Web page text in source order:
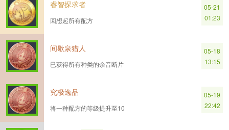
睿智探求者
回想起所有配方
05-21
01:23
间歇泉猎人
已获得所有种类的余音断片
05-18
13:15
究极逸品
将一种配方的等级提升至10
05-19
22:42